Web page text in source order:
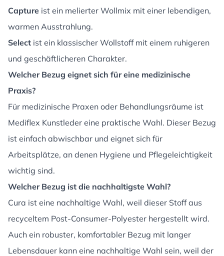
Capture ist ein melierter Wollmix mit einer lebendigen,
warmen Ausstrahlung.
Select ist ein klassischer Wollstoff mit einem ruhigeren
und geschäftlicheren Charakter.
Welcher Bezug eignet sich für eine medizinische
Praxis?
Für medizinische Praxen oder Behandlungsräume ist
Mediflex Kunstleder eine praktische Wahl. Dieser Bezug
ist einfach abwischbar und eignet sich für
Arbeitsplätze, an denen Hygiene und Pflegeleichtigkeit
wichtig sind.
Welcher Bezug ist die nachhaltigste Wahl?
Cura ist eine nachhaltige Wahl, weil dieser Stoff aus
recyceltem Post-Consumer-Polyester hergestellt wird.
Auch ein robuster, komfortabler Bezug mit langer
Lebensdauer kann eine nachhaltige Wahl sein, weil der